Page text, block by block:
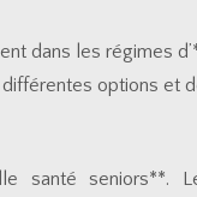
dans les régimes
options et
santé seniors**.